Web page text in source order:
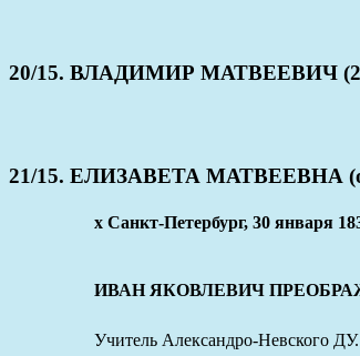
20/15. ВЛАДИМИР МАТВЕЕВИЧ (24
21/15. ЕЛИЗАВЕТА МАТВЕЕВНА
x Санкт-Петербург, 30 января
ИВАН ЯКОВЛЕВИЧ
Учитель Александро-Невского ДУ.